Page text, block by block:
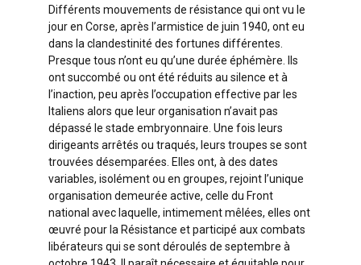
Différents mouvements de résistance qui ont vu le
jour en Corse, après l’armistice de juin 1940, ont eu
dans la clandestinité des fortunes différentes.
Presque tous n’ont eu qu’une durée éphémère. Ils
ont succombé ou ont été réduits au silence et à
l’inaction, peu après l’occupation effective par les
Italiens alors que leur organisation n’avait pas
dépassé le stade embryonnaire. Une fois leurs
dirigeants arrêtés ou traqués, leurs troupes se sont
trouvées désemparées. Elles ont, à des dates
variables, isolément ou en groupes, rejoint l’unique
organisation demeurée active, celle du Front
national avec laquelle, intimement mêlées, elles ont
œuvré pour la Résistance et participé aux combats
libérateurs qui se sont déroulés de septembre à